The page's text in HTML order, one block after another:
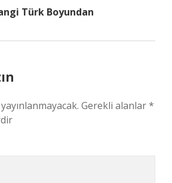
Türk Boyundan
Gerekli alanlar*